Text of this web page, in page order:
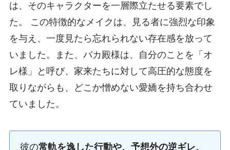
は、そのキャラクターを一層際立たせる要素でし
た。 この特徴的なメイクは、見る者に強烈な印象
を与え、一度見たら忘れられない存在感を放って
いました。また、バカ殿様は、自分のことを「オ
レ様」と呼び、家来たちに対して高圧的な態度を
取りながらも、どこか憎めない愛嬌を持ち合わせ
ていました。
彼の常軌を逸した行動や、予想外の逆ギレ、